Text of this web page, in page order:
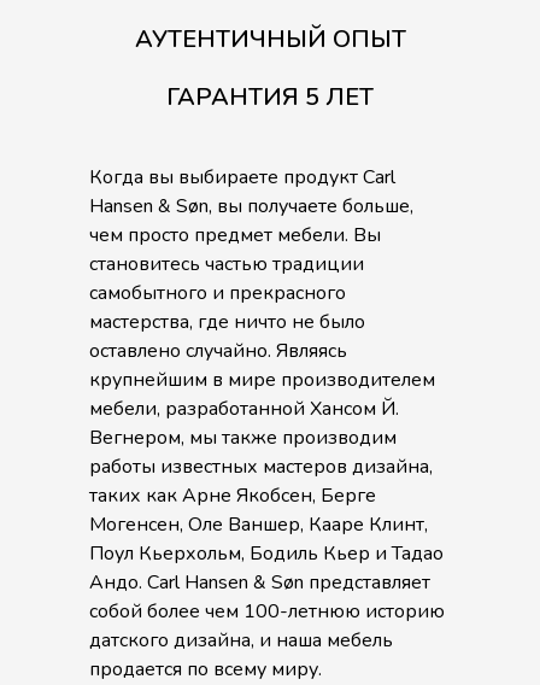
АУТЕНТИЧНЫЙ ОПЫТ
ГАРАНТИЯ 5 ЛЕТ
Когда вы выбираете продукт Carl
Hansen & Søn, вы получаете больше,
чем просто предмет мебели. Вы
становитесь частью традиции
самобытного и прекрасного
мастерства, где ничто не было
оставлено случайно. Являясь
крупнейшим в мире производителем
мебели, разработанной Хансом Й.
Вегнером, мы также производим
работы известных мастеров дизайна,
таких как Арне Якобсен, Берге
Могенсен, Оле Ваншер, Кааре Клинт,
Поул Кьерхольм, Бодиль Кьер и Тадао
Андо. Carl Hansen & Søn представляет
собой более чем 100-летнюю историю
датского дизайна, и наша мебель
продается по всему миру.